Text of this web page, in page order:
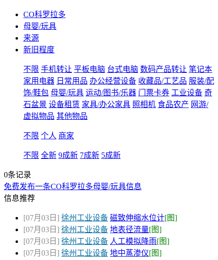
CO科罗拉多
母婴/玩具
来源
新旧程度
不限 手机转让 平板电脑 台式电脑 数码产品转让 笔记本
家用电器 日常用品 办公经营设备 收藏品/工艺品 服装/配
饰/鞋包 母婴/玩具 运动/图书/乐器 门票卡券 工业设备 奇
石盆景 设备租赁 家具/办公家具 照相机 食品农产 网游/
虚拟物品 其他物品
不限 个人 商家
不限 全新 9成新 7成新 5成新
0条记录
免费发布一条CO科罗拉多母婴/玩具信息
信息推荐
[07月03日] 徐州工业设备 磁致伸缩水位计[图]
[07月03日] 徐州工业设备 地表径流量[图]
[07月03日] 徐州工业设备 人工模拟降雨[图]
[07月03日] 徐州工业设备 地中蒸渗仪[图]